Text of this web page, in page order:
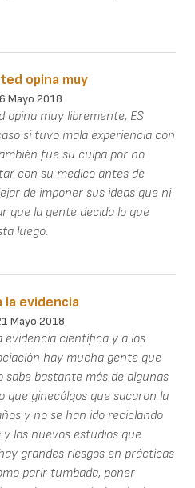
opina muy
Mayo 2018
opina muy libremente, ES
si tuvo mala experiencia con
fue su culpa por no
con su medico antes de
de imponer sus ideas que ni
que la gente decida lo que
luego.
la evidencia
Mayo 2018
evidencia científica y a los
hay mucha gente que
sabe bastante más de algunas
que ginecólgos que sacaron la
y no se han ido reciclando
y los nuevos estudios que
grandes riesgos en prácticas
parir tumbada, poner